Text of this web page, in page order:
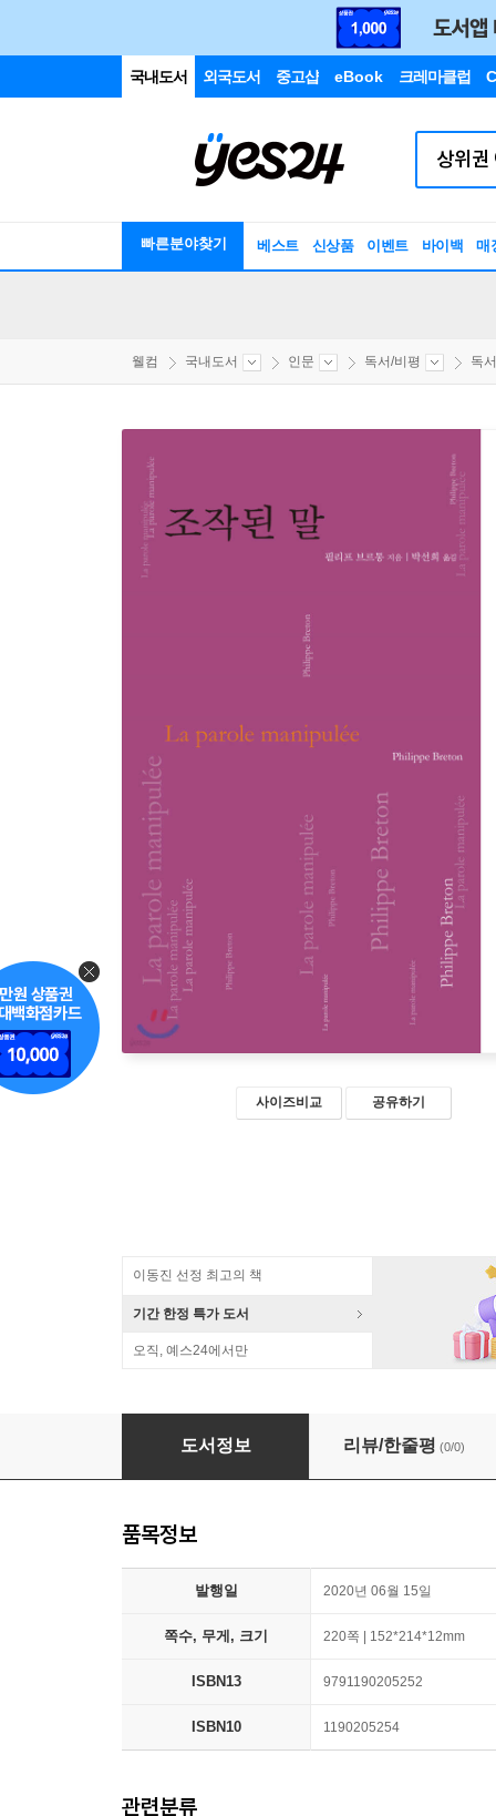
국내도서 외국도서 중고샵 eBook 크레마클럽
빠른분야찾기 베스트 신상품 이벤트 바이백 매
웰컴 국내도서 인문 독서/비평 독
사이즈비교 공유하기
이동진 선정 최고의 책
기간 한정 특가 도서
오직, 예스24에서만
조작된 말
도서정보 리뷰/한줄평 (0/0)
품목정보
발행일 2020년 06월 15일
쪽수, 무게, 크기 220쪽 | 152*214*12mm
ISBN13 9791190205252
ISBN10 1190205254
관련분류